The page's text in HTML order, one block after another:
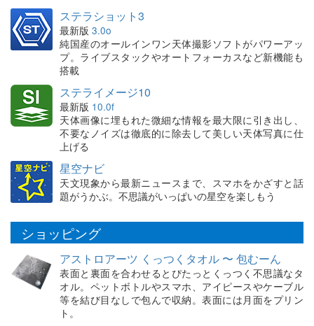
ステラショット3
最新版 3.0o
純国産のオールインワン天体撮影ソフトがパワーアッ
プ。ライブスタックやオートフォーカスなど新機能も
搭載
ステライメージ10
最新版 10.0f
天体画像に埋もれた微細な情報を最大限に引き出し、
不要なノイズは徹底的に除去して美しい天体写真に仕
上げる
星空ナビ
天文現象から最新ニュースまで、スマホをかざすと話
題がうかぶ。不思議がいっぱいの星空を楽しもう
ショッピング
アストロアーツ くっつくタオル 〜 包むーん
表面と裏面を合わせるとぴたっとくっつく不思議なタ
オル。ペットボトルやスマホ、アイピースやケーブル
等を結び目なしで包んで収納。表面には月面をプリン
ト。